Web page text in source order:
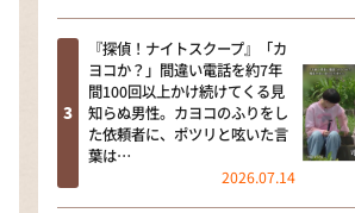
『探偵！ナイトスクープ』「カ
ヨコか？」間違い電話を約7年
間100回以上かけ続けてくる見
知らぬ男性。カヨコのふりをし
た依頼者に、ポツリと呟いた言
葉は…
2026.07.14